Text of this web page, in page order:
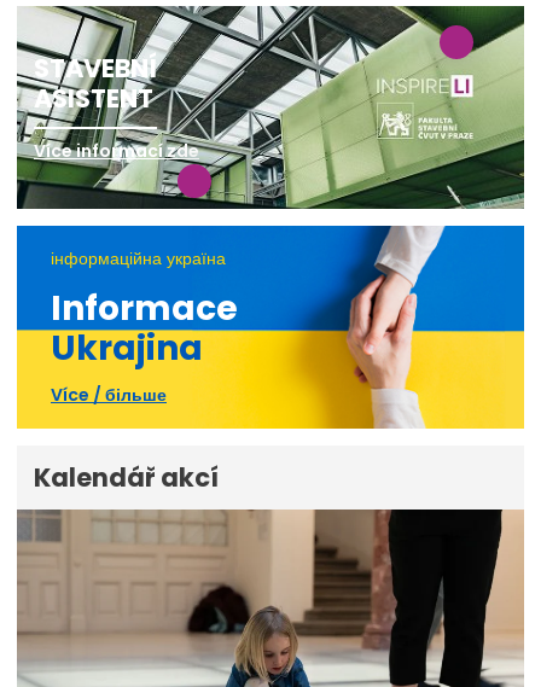
STAVEBNÍ
ASISTENT
Více informací zde
інформаційна україна
Informace
Ukrajina
Více / більше
Kalendář akcí